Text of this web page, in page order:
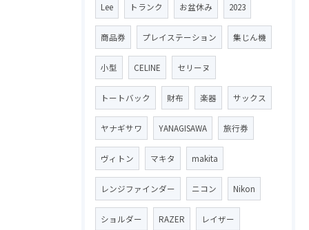
Lee トランク お盆休み 2023
商品券 プレイステーション 集じん機
小型 CELINE セリーヌ
トートバック 財布 楽器 サックス
ヤナギサワ YANAGISAWA 旅行券
ヴィトン マキタ makita
レンジファインダー ニコン Nikon
ショルダー RAZER レイザー